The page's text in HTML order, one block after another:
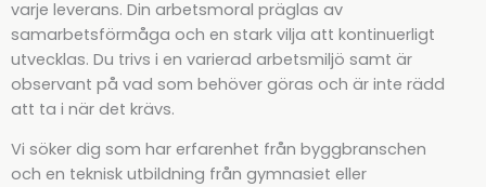
varje leverans. Din arbetsmoral präglas av
samarbetsförmåga och en stark vilja att kontinuerligt
utvecklas. Du trivs i en varierad arbetsmiljö samt är
observant på vad som behöver göras och är inte rädd
att ta i när det krävs.
Vi söker dig som har erfarenhet från byggbranschen
och en teknisk utbildning från gymnasiet eller